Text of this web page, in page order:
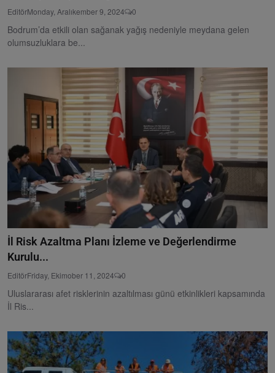
EditörMonday, Aralıkember 9, 2024 0
Bodrum’da etkili olan sağanak yağış nedeniyle meydana gelen
olumsuzluklara be...
İl Risk Azaltma Planı İzleme ve Değerlendirme
Kurulu...
EditörFriday, Ekimober 11, 2024 0
Uluslararası afet risklerinin azaltılması günü etkinlikleri kapsamında
İl Ris...